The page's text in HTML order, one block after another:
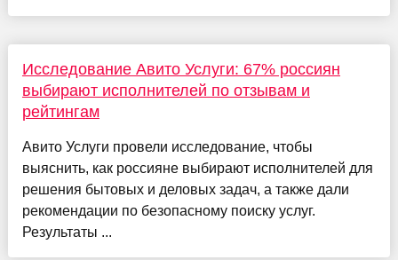
Исследование Авито Услуги: 67% россиян
выбирают исполнителей по отзывам и
рейтингам
Авито Услуги провели исследование, чтобы
выяснить, как россияне выбирают исполнителей для
решения бытовых и деловых задач, а также дали
рекомендации по безопасному поиску услуг.
Результаты ...